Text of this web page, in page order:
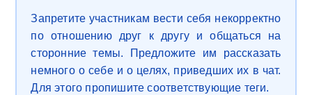
Запретите участникам вести себя некорректно
по отношению друг к другу и общаться на
сторонние темы. Предложите им рассказать
немного о себе и о целях, приведших их в чат.
Для этого пропишите соответствующие теги.